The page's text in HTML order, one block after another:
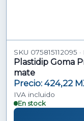
SKU 075815112095 ·
Plastidip Goma
mate
Precio: 424,22
IVA incluido
En stock